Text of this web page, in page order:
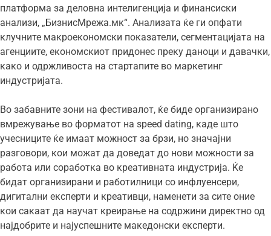
платформа за деловна интелигенција и финансиски
анализи, „БизнисМрежа.мк“. Анализата ќе ги опфати
клучните макроекономски показатели, сегментацијата на
агенциите, економскиот придонес преку даноци и давачки,
како и одржливоста на стартапите во маркетинг
индустријата.
Во забавните зони на фестивалот, ќе биде организирано
вмрежување во форматот на speed dating, каде што
учесниците ќе имаат можност за брзи, но значајни
разговори, кои можат да доведат до нови можности за
работа или соработка во креативната индустрија. Ќе
бидат организирани и работилници со инфлуенсери,
дигитални експерти и креативци, наменети за сите оние
кои сакаат да научат креирање на содржини директно од
најдобрите и најуспешните македонски експерти.